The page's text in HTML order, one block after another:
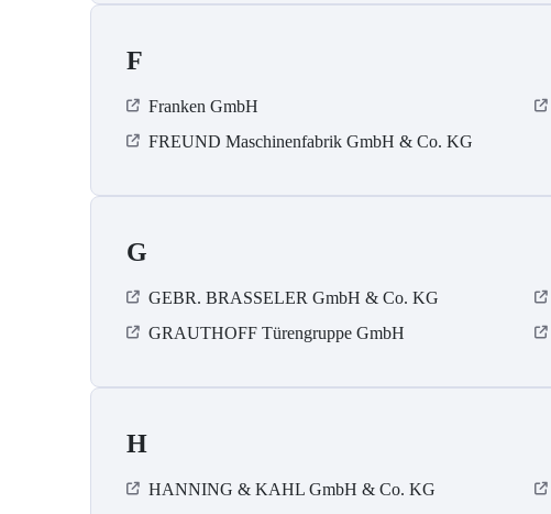
F
Franken GmbH
FREUND Maschinenfabrik GmbH & Co. KG
G
GEBR. BRASSELER GmbH & Co. KG
GRAUTHOFF Türengruppe GmbH
H
HANNING & KAHL GmbH & Co. KG